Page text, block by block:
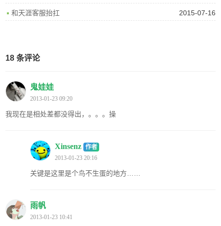
2015-07-16
和天涯客服抬扛
18 条评论
鬼娃娃
2013-01-23 09:20
我现在是相处差都没得出，。。。操
Xinsenz 作者
2013-01-23 20:16
关键是这里是个鸟不生蛋的地方……
雨帆
2013-01-23 10:41